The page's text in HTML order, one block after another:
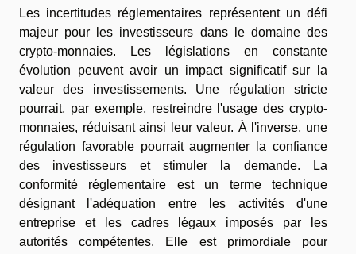
Les incertitudes réglementaires représentent un défi
majeur pour les investisseurs dans le domaine des
crypto-monnaies. Les législations en constante
évolution peuvent avoir un impact significatif sur la
valeur des investissements. Une régulation stricte
pourrait, par exemple, restreindre l'usage des crypto-
monnaies, réduisant ainsi leur valeur. À l'inverse, une
régulation favorable pourrait augmenter la confiance
des investisseurs et stimuler la demande. La
conformité réglementaire est un terme technique
désignant l'adéquation entre les activités d'une
entreprise et les cadres légaux imposés par les
autorités compétentes. Elle est primordiale pour